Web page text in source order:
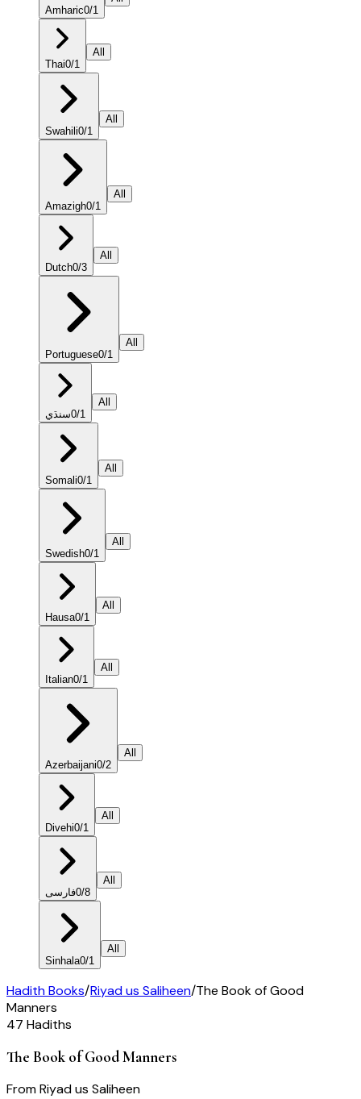
Amharic0/1
Thai0/1
All
Swahili0/1
All
Amazigh0/1
All
Dutch0/3
All
Portuguese0/1
All
سنڌي0/1
All
Somali0/1
All
Swedish0/1
All
Hausa0/1
All
Italian0/1
All
Azerbaijani0/2
All
Divehi0/1
All
فارسی0/8
All
Sinhala0/1
All
Hadith Books/Riyad us Saliheen/The Book of Good
Manners
47 Hadiths
The Book of Good Manners
FromRiyad us Saliheen